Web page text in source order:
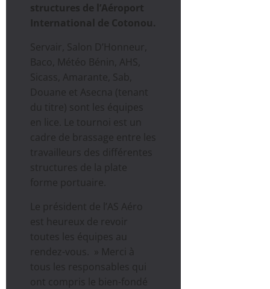
structures de l’Aéroport
International de Cotonou.
Servair, Salon D’Honneur,
Baco, Météo Bénin, AHS,
Sicass, Amarante, Sab,
Douane et Asecna (tenant
du titre) sont les équipes
en lice. Le tournoi est un
cadre de brassage entre les
travailleurs des différentes
structures de la plate
forme portuaire.
Le président de l’AS Aéro
est heureux de revoir
toutes les équipes au
rendez-vous. » Merci à
tous les responsables qui
ont compris le bien-fondé